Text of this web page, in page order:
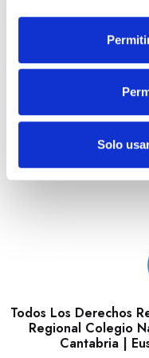
Solo
Todos Los Derechos
Regional Colegio
Cantabria |